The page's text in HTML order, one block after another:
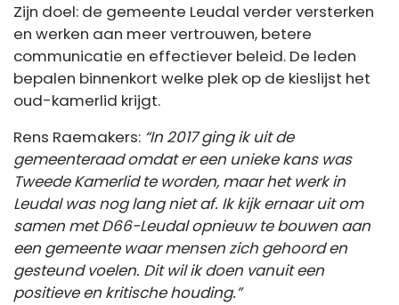
Zijn doel: de gemeente Leudal verder versterken
en werken aan meer vertrouwen, betere
communicatie en effectiever beleid. De leden
bepalen binnenkort welke plek op de kieslijst het
oud-kamerlid krijgt.
Rens Raemakers: “In 2017 ging ik uit de
gemeenteraad omdat er een unieke kans was
Tweede Kamerlid te worden, maar het werk in
Leudal was nog lang niet af. Ik kijk ernaar uit om
samen met D66-Leudal opnieuw te bouwen aan
een gemeente waar mensen zich gehoord en
gesteund voelen. Dit wil ik doen vanuit een
positieve en kritische houding.”